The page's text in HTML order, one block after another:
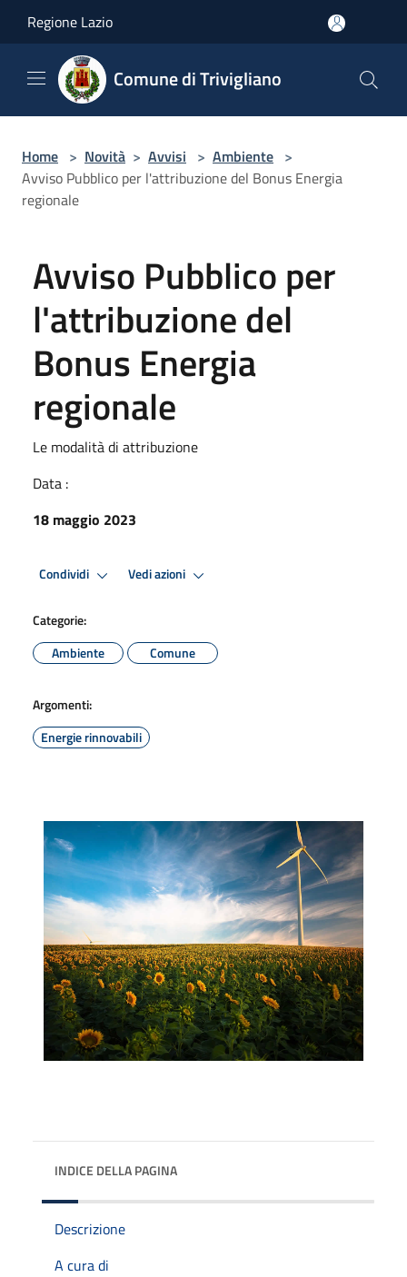
Regione Lazio
Comune di Trivigliano
Home > Novità > Avvisi > Ambiente >
Avviso Pubblico per l'attribuzione del Bonus Energia
regionale
Avviso Pubblico per
l'attribuzione del
Bonus Energia
regionale
Le modalità di attribuzione
Data :
18 maggio 2023
Condividi Vedi azioni
Categorie:
Ambiente
Comune
Argomenti:
Energie rinnovabili
INDICE DELLA PAGINA
Descrizione
A cura di